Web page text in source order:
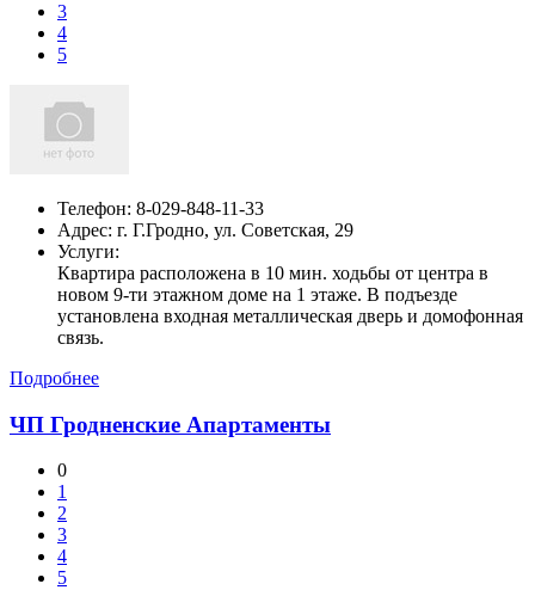
3
4
5
Телефон: 8-029-848-11-33
Адрес: г. Г.Гродно, ул. Советская, 29
Услуги:
Квартира расположена в 10 мин. ходьбы от центра в
новом 9-ти этажном доме на 1 этаже. В подъезде
установлена входная металлическая дверь и домофонная
связь.
Подробнее
ЧП Гродненские Апартаменты
0
1
2
3
4
5